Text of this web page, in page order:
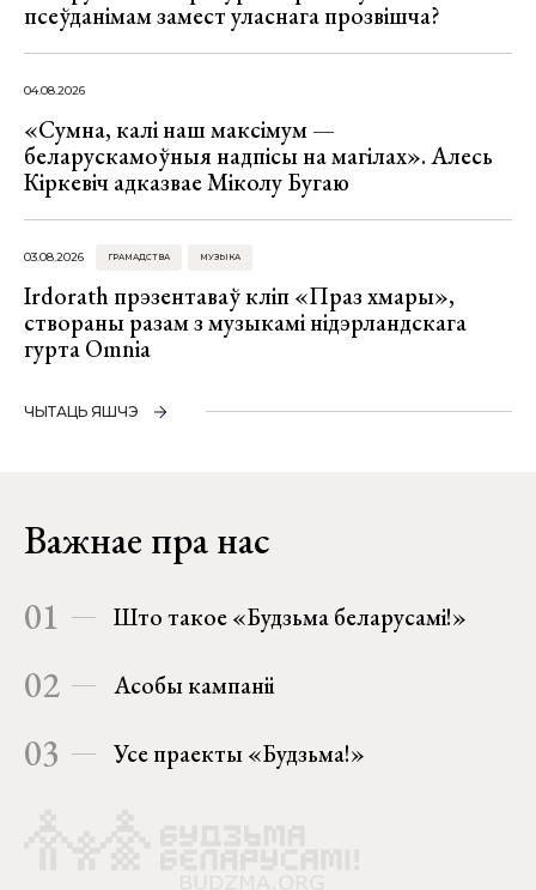
псеўданімам замест уласнага прозвішча?
04.08.2026
«Сумна, калі наш максімум —
беларускамоўныя надпісы на магілах». Алесь
Кіркевіч адказвае Міколу Бугаю
03.08.2026 ГРАМАДСТВА МУЗЫКА
Irdorath прэзентаваў кліп «Праз хмары»,
створаны разам з музыкамі нідэрландскага
гурта Omnia
ЧЫТАЦЬ ЯШЧЭ
Важнае пра нас
01 Што такое «Будзьма беларусамі!»
02 Асобы кампаніі
03 Усе праекты «Будзьма!»